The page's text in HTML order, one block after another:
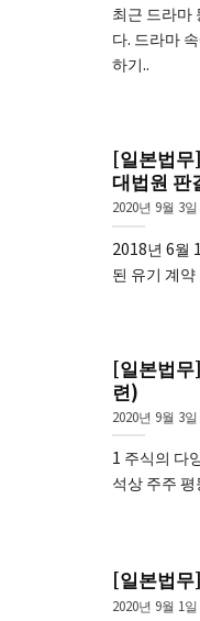
최근 드라마
다. 드라마
하기..
[일본법
대법원 판
2020년 9월 3일
2018년 6월
된 유기 계
[일본법
련)
2020년 9월 3일
1 주식의 다
석상 주주
[일본법무
2020년 9월 1일